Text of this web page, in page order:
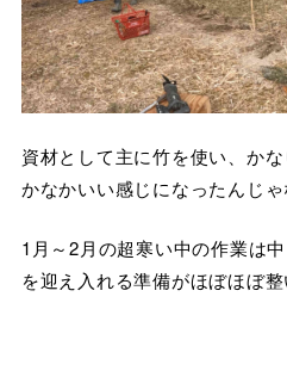
資材として主に竹を使い、か
かなかいい感じになったんじゃ
1月～2月の超寒い中の作業は
を迎え入れる準備がほぼほぼ整